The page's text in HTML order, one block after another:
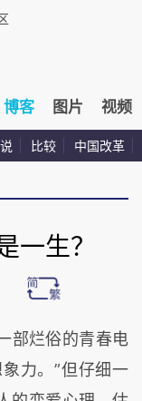
博客 图片 视频
比较 中国改革
一生？
部烂俗的青春电
力。”但仔细一